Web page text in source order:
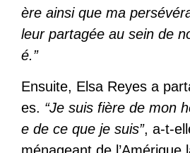
ère ainsi que ma
leur partagée au sein de
é.”
Ensuite, Elsa Reyes a
es. “Je suis fière de mon
e de ce que je suis”, a-t-